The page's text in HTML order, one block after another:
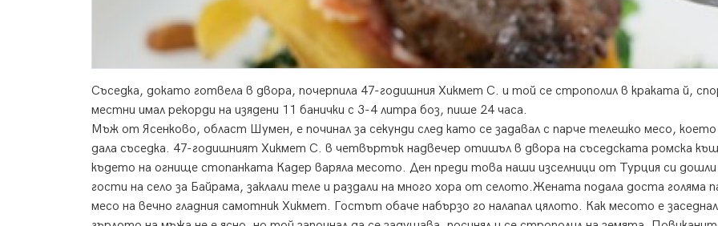
Съседка, докато готвела в двора, почерпила 47-годишния Хикмет С. и той се строполил в краката й,
местни имал рекорди на изядени 11 банички с 3-4 литра боз, пише 24 часа.
Мъж от Ясенково, област Шумен, е починал за секунди след като се задавал с парче телешко месо,
дала съседка. 47-годишният Хикмет С. в четвъртък надвечер отишъл в двора на съседската ромска
където на огнище стопанката Кадер варяла месото. Ден преди това наши изселници от Турция си дошли
гости на село за Байрама, заклали теле и раздали на много хора от селото.Жената подала доста голяма
месо на вечно гладния самотник Хикмет. Гостът обаче набързо го налапал цялото. Как месото е